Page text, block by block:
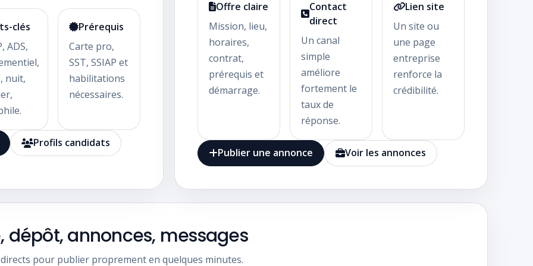
clés
ADS,
nuit,
Prérequis
Carte pro,
SST, SSIAP et
habilitations
nécessaires.
Profils candidats
Offre claire
Mission, lieu,
horaires,
contrat,
prérequis et
démarrage.
Contact
direct
Un canal
simple
améliore
fortement le
taux de
réponse.
Lien site
Un site ou
une page
entreprise
renforce la
crédibilité.
Publier une annonce Voir les annonces
annonces, messages
pour publier proprement en quelques minutes.